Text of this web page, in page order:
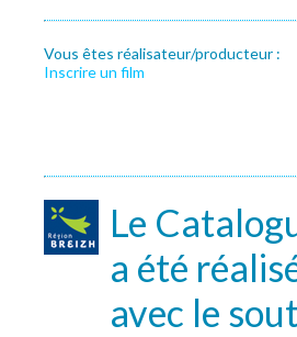
Vous êtes réalisateur/producteur :
Inscrire un film
Le
a été
avec le